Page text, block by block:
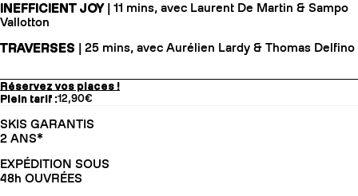
INEFFICIENT JOY| 11 mins, avec Laurent De Martin & Sampo
Vallotton
TRAVERSES | 25 mins, avec Aurélien Lardy & Thomas Delfino
Réservez vos places !
Plein tarif :12,90€
SKIS GARANTIS
2 ANS*
EXPÉDITION SOUS
48h OUVRÉES